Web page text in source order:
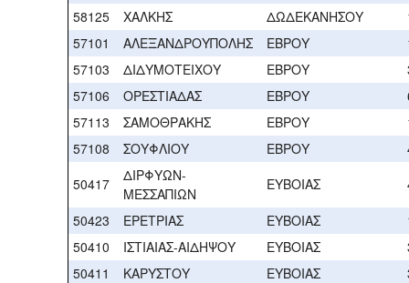
58125
ΧΑΛΚΗΣ ΔΩΔΕΚΑΝΗΣΟΥ
57101
ΑΛΕΞΑΝΔΡΟΥΠΟΛΗΣ ΕΒΡΟΥ
57103
ΔΙΔΥΜΟΤΕΙΧΟΥ ΕΒΡΟΥ
57106
ΟΡΕΣΤΙΑΔΑΣ ΕΒΡΟΥ
57113
ΣΑΜΟΘΡΑΚΗΣ ΕΒΡΟΥ
57108
ΣΟΥΦΛΙΟΥ ΕΒΡΟΥ
50417
ΔΙΡΦΥΩΝ-
ΜΕΣΣΑΠΙΩΝ
ΕΥΒΟΙΑΣ
50423
ΕΡΕΤΡΙΑΣ ΕΥΒΟΙΑΣ
50410
ΙΣΤΙΑΙΑΣ-ΑΙΔΗΨΟΥ ΕΥΒΟΙΑΣ
50411
ΚΑΡΥΣΤΟΥ ΕΥΒΟΙΑΣ